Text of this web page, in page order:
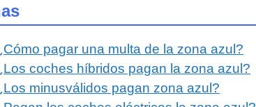
pagar una multa de la zona azul?
coches híbridos pagan la zona azul?
minusválidos pagan zona azul?